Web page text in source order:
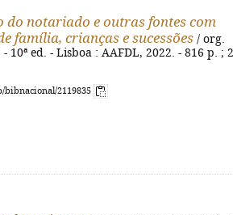
do notariado e outras fontes com
família, crianças e sucessões / org.
ed. - Lisboa : AAFDL, 2022. - 816 p. ;
2119835